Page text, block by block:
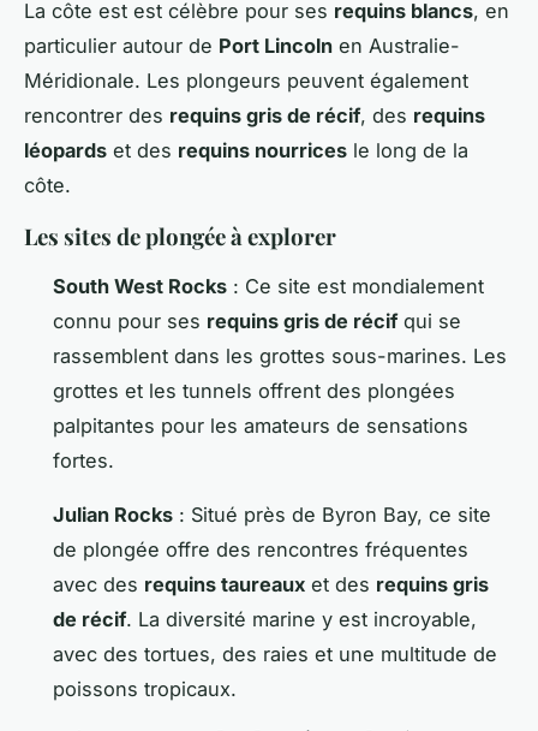
La côte est est célèbre pour ses requins blancs, en
particulier autour de Port Lincoln en Australie-
Méridionale. Les plongeurs peuvent également
rencontrer des requins gris de récif, des requins
léopards et des requins nourrices le long de la
côte.
Les sites de plongée à explorer
South West Rocks : Ce site est mondialement
connu pour ses requins gris de récifqui se
rassemblent dans les grottes sous-marines. Les
grottes et les tunnels offrent des plongées
palpitantes pour les amateurs de sensations
fortes.
Julian Rocks : Situé près de Byron Bay, ce site
de plongée offre des rencontres fréquentes
avec des requins taureaux et des requins gris
de récif. La diversité marine y est incroyable,
avec des tortues, des raies et une multitude de
poissons tropicaux.